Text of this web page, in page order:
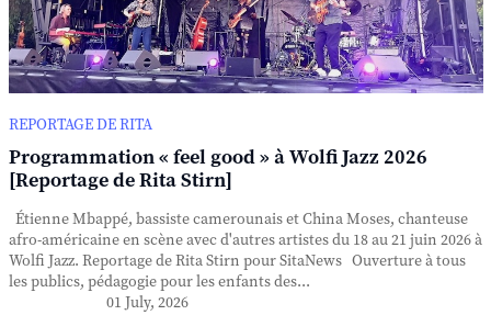
REPORTAGE DE RITA
Programmation « feel good » à Wolfi Jazz 2026
[Reportage de Rita Stirn]
Étienne Mbappé, bassiste camerounais et China Moses, chanteuse
afro-américaine en scène avec d'autres artistes du 18 au 21 juin 2026 à
Wolfi Jazz. Reportage de Rita Stirn pour SitaNews Ouverture à tous
les publics, pédagogie pour les enfants des...
01 July, 2026